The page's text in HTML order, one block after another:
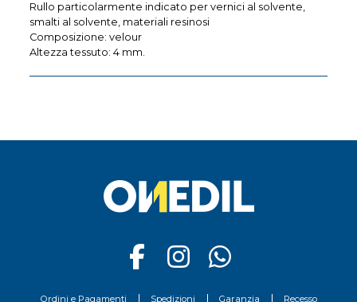
Rullo particolarmente indicato per vernici al solvente,
smalti al solvente, materiali resinosi
Composizione: velour
Altezza tessuto: 4 mm.
Ordini e Pagamenti Spedizioni Garanzia Recesso